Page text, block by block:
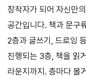
창작자가 되어 자신만
공간입니다. 책과 문구
2층과 글쓰기, 드로잉
진행되는 3층, 책을 읽
라운지까지. 층마다 볼